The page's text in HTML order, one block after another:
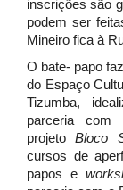
inscrições são
podem ser
Mineiro fica à
O bate- papo
do Espaço
Tizumba,
parceria
projetoBloco
cursos de
papos e